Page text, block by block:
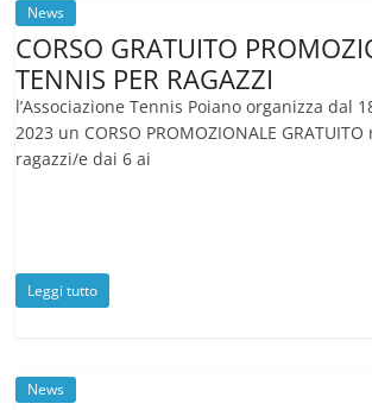
News
CORSO GRATUITO
TENNIS PER RAGAZZI
l’Associazione Tennis Poiano organizza dal
2023 un CORSO PROMOZIONALE
ragazzi/e dai 6 ai
Leggi tutto
News